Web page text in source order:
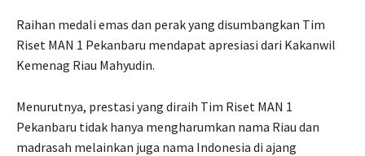
Raihan medali emas dan perak yang disumbangkan Tim
Riset MAN 1 Pekanbaru mendapat apresiasi dari Kakanwil
Kemenag Riau Mahyudin.
Menurutnya, prestasi yang diraih Tim Riset MAN 1
Pekanbaru tidak hanya mengharumkan nama Riau dan
madrasah melainkan juga nama Indonesia di ajang